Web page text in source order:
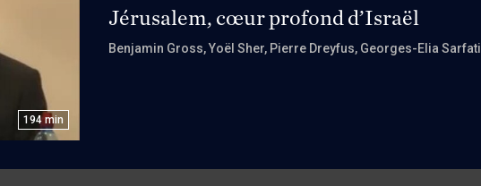
194 min
Jérusalem, cœur profond d’Israël
Benjamin Gross, Yoël Sher, Pierre Dreyfus, Georges-Elia Sarfati